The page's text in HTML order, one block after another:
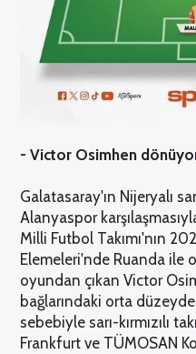
- Victor Osimhen
Galatasaray'ın Nijeryalı
Alanyaspor
Milli Futbol Takımı'nın
Elemeleri'nde Ruanda ile
oyundan çıkan Victor
bağlarındaki orta
sebebiyle sarı-kırmızılı
Frankfurt ve TÜMOSAN